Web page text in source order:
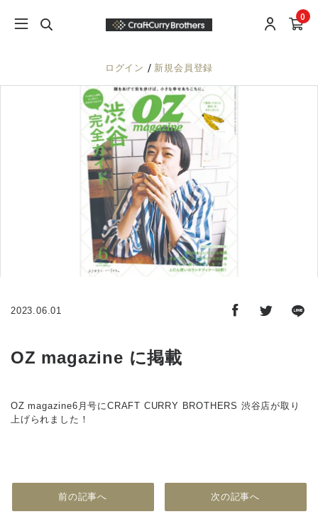
0
ログイン / 新規会員登録
2023.06.01
OZ magazine に掲載
OZ magazine6月号にCRAFT CURRY BROTHERS 渋谷店が取り
上げられました！
前の記事へ 次の記事へ